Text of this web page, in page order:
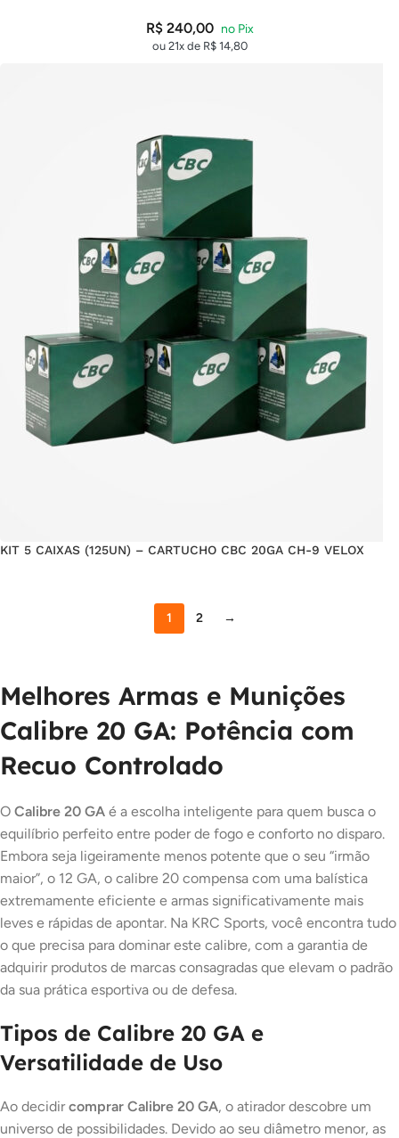
R$240,00
ou 21x de R$ 14,80
KIT 5 CAIXAS (125UN) – CARTUCHO CBC 20GA CH-9 VELOX
1 2 →
Melhores Armas e Munições
Calibre 20 GA: Potência com
Recuo Controlado
O Calibre 20 GA é a escolha inteligente para quem busca o
equilíbrio perfeito entre poder de fogo e conforto no disparo.
Embora seja ligeiramente menos potente que o seu “irmão
maior”, o 12 GA, o calibre 20 compensa com uma balística
extremamente eficiente e armas significativamente mais
leves e rápidas de apontar. Na KRC Sports, você encontra tudo
o que precisa para dominar este calibre, com a garantia de
adquirir produtos de marcas consagradas que elevam o padrão
da sua prática esportiva ou de defesa.
Tipos de Calibre 20 GA e
Versatilidade de Uso
Ao decidircomprar Calibre 20 GA, o atirador descobre um
universo de possibilidades. Devido ao seu diâmetro menor, as